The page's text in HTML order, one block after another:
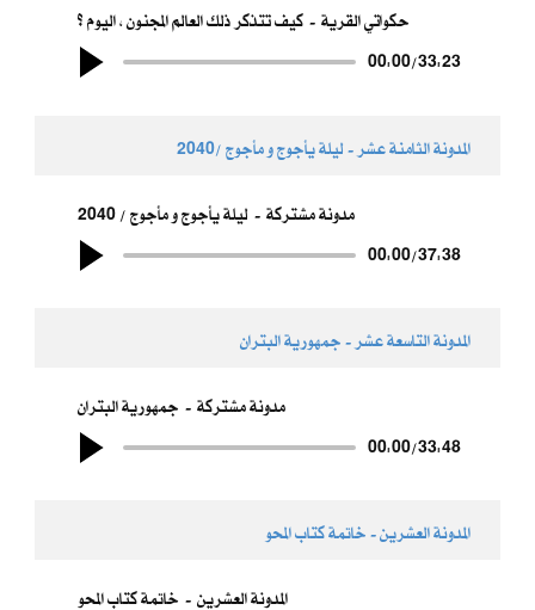
كيف تتذكر ذلك العالم المجنون ، اليوم ؟ حكواتي القرية
00:00/33:23
المدونة الثامنة عشر - ​ليلة يأجوج و مأجوج /2040
ليلة يأجوج و مأجوج / 2040 مدونة مشتركة
00:00/37:38
المدونة التاسعة عشر - ​جمهورية البتران
جمهورية البتران مدونة مشتركة
00:00/33:48
المدونة العشرين - خاتمة كتاب المحو
خاتمة كتاب المحو المدونة العشرين